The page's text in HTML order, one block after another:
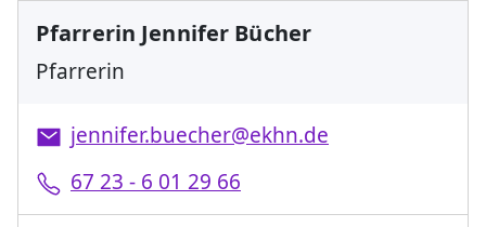
Pfarrerin Jennifer Bücher
Pfarrerin
jennifer.buecher@ekhn.de
67 23 - 6 01 29 66